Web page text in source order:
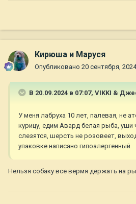
Кирюша и Маруся
Опубликовано 20 сентября, 2024
В 20.09.2024 в 07:07, VIKKI &
У меня лабруха 10 лет, палевая, не
курицу, едим Авард белая рыба, уши
слезятся, шерсть не розовеет,
упаковке написано гипоалергенный
Нельзя собаку все вермя держать на